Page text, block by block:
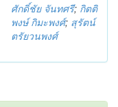
ศักดิ์ชัย จันทศรี; กิตติ
พงษ์ กิมะพงศ์; สุรัตน์
ตรัยวนพงศ์